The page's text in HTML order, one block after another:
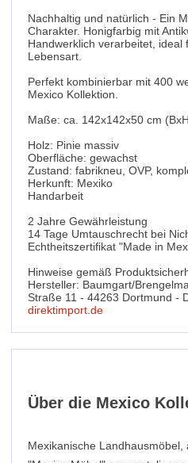
Nachhaltig und natürlich - Ein
Charakter. Honigfarbig mit
Handwerklich verarbeitet,
Lebensart.
Perfekt kombinierbar mit 400
Mexico Kollektion.
Maße: ca. 142x142x50 cm
Holz: Pinie massiv
Oberfläche: gewachst
Zustand: fabrikneu, OVP,
Herkunft: Mexiko
Handarbeit
2 Jahre Gewährleistung
14 Tage Umtauschrecht bei
Echtheitszertifikat "Made in
Hinweise gemäß
Hersteller: Baumgart/
Straße 11 - 44263 Dortmund -
direktimport.de
Über die Mexico
Mexikanische Landhausmöbel,